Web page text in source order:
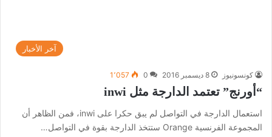
آخر الأخبار
كونسونيوز 8 ديسمبر 2016 0 1٬057
“أورنج” تعتمد الدارجة مثل inwi
استعمال الدارجة في التواصل لم يبق حكرا على inwi، فمن الظاهر أن
المجموعة الفرنسية Orange ستتخذ الدارجة بقوة في التواصل…